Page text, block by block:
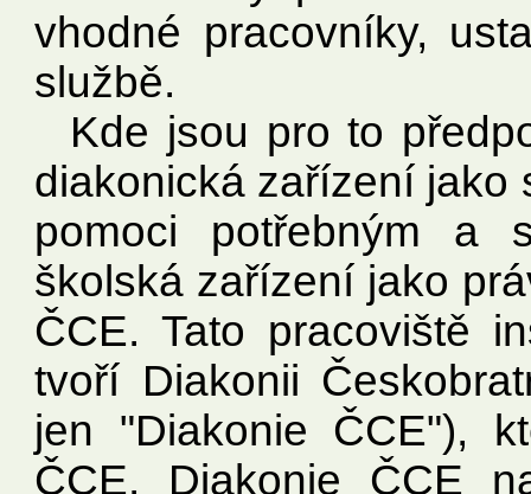
vhodné pracovníky,
službě.
Kde jsou pro to
diakonická zařízení jako
pomoci potřebným a
školská zařízení jako
ČCE. Tato pracoviště
tvoří Diakonii
jen "Diakonie ČCE"),
ČCE. Diakonie ČCE